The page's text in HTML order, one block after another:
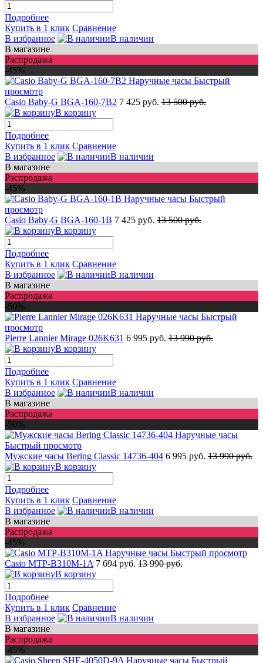
Подробнее
Купить в 1 клик Сравнение
В избранное
В наличии
В магазине
Распродажа
-45%
Быстрый
просмотр
Casio Baby-G BGA-160-7B2 7 425 руб. 13 500 руб.
В корзину
Подробнее
Купить в 1 клик Сравнение
В избранное
В наличии
В магазине
Распродажа
-45%
Быстрый
просмотр
Casio Baby-G BGA-160-1B 7 425 руб. 13 500 руб.
В корзину
Подробнее
Купить в 1 клик Сравнение
В избранное
В наличии
В магазине
Распродажа
-50%
Быстрый
просмотр
Pierre Lannier Mirage 026K631 6 995 руб. 13 990 руб.
В корзину
Подробнее
Купить в 1 клик Сравнение
В избранное
В наличии
В магазине
Распродажа
-50%
Быстрый просмотр
Мужские часы Bering Classic 14736-404 6 995 руб. 13 990 руб.
В корзину
Подробнее
Купить в 1 клик Сравнение
В избранное
В наличии
В магазине
Распродажа
-45%
Быстрый просмотр
Casio MTP-B310M-1A 7 694 руб. 13 990 руб.
В корзину
Подробнее
Купить в 1 клик Сравнение
В избранное
В наличии
В магазине
Распродажа
-45%
Быстрый